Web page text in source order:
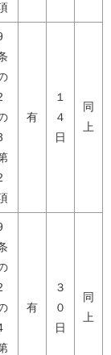
有
１
４
日
同
上
有
３
０
日
同
上